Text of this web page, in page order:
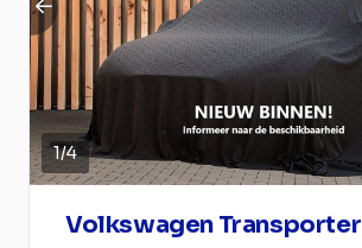
1/4
Volkswagen Transporter